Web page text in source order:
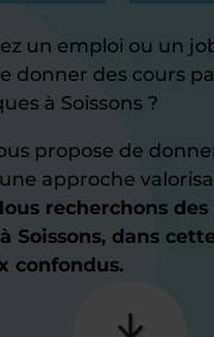
un emploi ou un
donner des cours
à Soissons ?
propose de
approche
recherchons
Soissons, dans
confondus.